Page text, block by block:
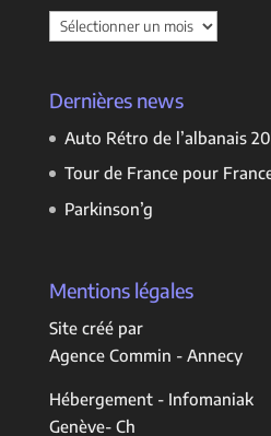
Archives
Dernières news
Auto Rétro de l’albanais
Tour de France pour
Parkinson’g
Mentions légales
Site créé par
Agence Commin - Annecy
Hébergement - Infomaniak
Genève- Ch